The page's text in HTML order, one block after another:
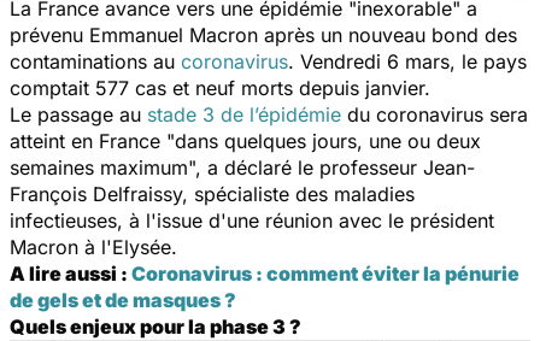
La France avance vers une épidémie "inexorable" a
prévenu Emmanuel Macron après un nouveau bond des
contaminations au coronavirus. Vendredi 6 mars, le pays
comptait 577 cas et neuf morts depuis janvier.
Le passage au stade 3 de l’épidémie du coronavirus sera
atteint en France "dans quelques jours, une ou deux
semaines maximum", a déclaré le professeur Jean-
François Delfraissy, spécialiste des maladies
infectieuses, à l'issue d'une réunion avec le président
Macron à l'Elysée.
A lire aussi : Coronavirus : comment éviter la pénurie
de gels et de masques ?
Quels enjeux pour la phase 3 ?